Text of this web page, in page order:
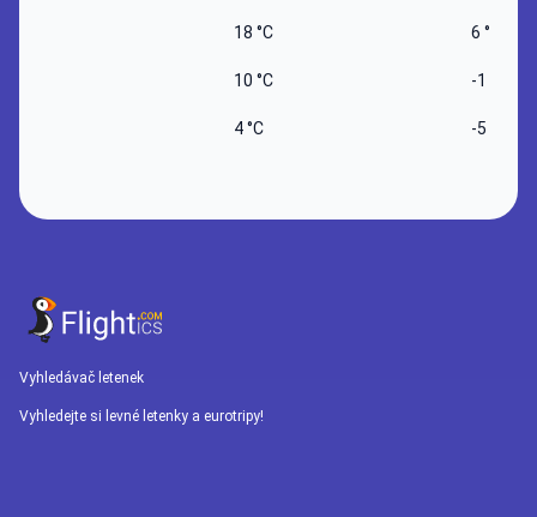
18 °C 6 °C
10 °C -1 °C
4 °C -5 °C
Vyhledávač letenek
Vyhledejte si levné letenky a eurotripy!